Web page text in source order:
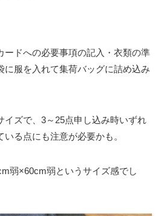
ードへの必要事項の記入・衣類の準
に服を入れて集荷バッグに詰め込み
イズで、3～25点申し込み時いずれ
る点にも注意が必要かも。
弱×60cm弱というサイズ感でし